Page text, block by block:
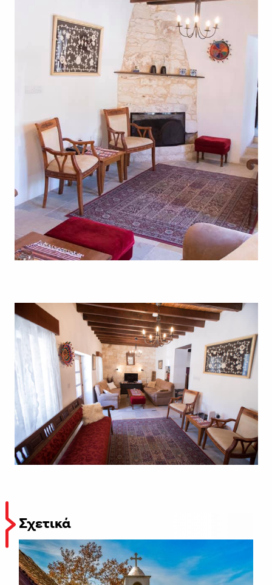
Σχετικά